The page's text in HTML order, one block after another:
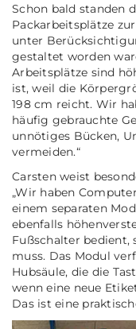
Schon bald standen
Packarbeitsplätze
unter
gestaltet worden
Arbeitsplätze sind
ist, weil die
198 cm reicht. Wir
häufig gebrauchte
unnötiges Bücken,
vermeiden.“
Carsten weist
„Wir haben
einem separaten
ebenfalls
Fußschalter bedient,
muss. Das Modul
Hubsäule, die die
wenn eine neue
Das ist eine